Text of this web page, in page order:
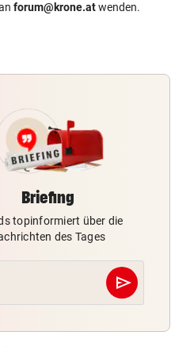
forum@krone.atwenden.
Briefing
topinformiert über die
des Tages
send
Abschicken